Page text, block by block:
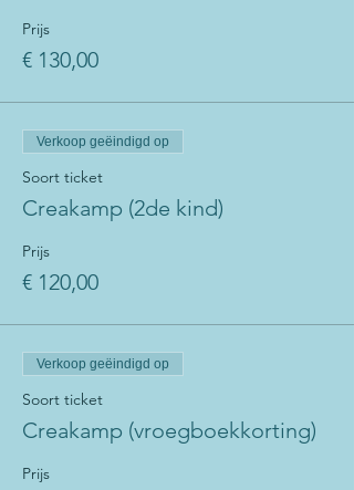
Prijs
€ 130,00
Verkoop geëindigd op
Soort ticket
Creakamp (2de kind)
Prijs
€ 120,00
Verkoop geëindigd op
Soort ticket
Creakamp (vroegboekkorting)
Prijs